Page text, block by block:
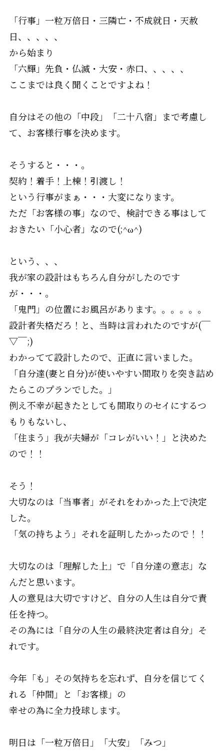
「行事」一粒万倍日・三隣亡・不成就日・天赦
日、、、、、
から始まり
「六輝」先負・仏滅・大安・赤口、、、、、
ここまでは良く聞くことですよね！
自分はその他の「中段」「二十八宿」まで考慮し
て、お客様行事を決めます。
そうすると・・・。
契約！着手！上棟！引渡し！
という行事がまぁ・・・大変になります。
ただ「お客様の事」なので、検討できる事はして
おきたい「小心者」なので(;^ω^)
という、、、
我が家の設計はもちろん自分がしたのです
が・・・。
「鬼門」の位置にお風呂があります。。。。。。
設計者失格だろ！と、当時は言われたのですが(￣
▽￣;)
わかってて設計したので、正直に言いました。
「自分達(妻と自分)が使いやすい間取りを突き詰め
たらこのプランでした。」
例え不幸が起きたとしても間取りのセイにするつ
もりもないし、
「住まう」我が夫婦が「コレがいい！」と決めた
ので！！
そう！
大切なのは「当事者」がそれをわかった上で決定
した。
「気の持ちよう」それを証明したかったので！！
大切なのは「理解した上」で「自分達の意志」な
んだと思います。
人の意見は大切ですけど、自分の人生は自分で責
任を持つ。
その為には「自分の人生の最終決定者は自分」そ
れです。
今年「も」その気持ちを忘れず、自分を信じてく
れる「仲間」と「お客様」の
幸せの為に全力投球します。
明日は「一粒万倍日」「大安」「みつ」